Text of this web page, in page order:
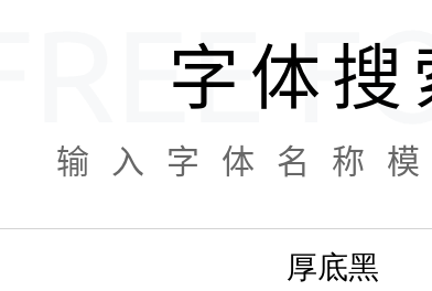
字体搜
输入字体名称